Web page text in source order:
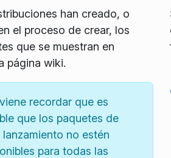
han creado, o
el proceso de crear, los
que se muestran en
página wiki.
recordar que es
que los paquetes de
lanzamiento no estén
para todas las